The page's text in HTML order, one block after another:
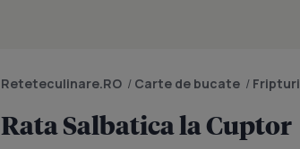
Reteteculinare.RO / Carte de bucate / Fripturi
Rata Salbatica la Cuptor